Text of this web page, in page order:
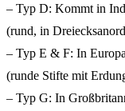
– Typ D: Kommt in
(rund, in
– Typ E & F: In
(runde Stifte mit
– Typ G: In